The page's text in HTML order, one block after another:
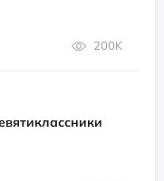
200K